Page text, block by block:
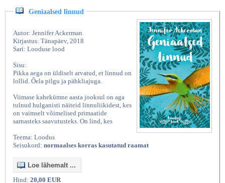
Geniaalsed linnud
Autor: Jennifer Ackerman
Kirjastus: Tänapäev, 2018
Sari: Looduse lood
Sisu:
Pikka aega on üldiselt arvatud, et linnud on
lollid. Õela pilgu ja pähkliajuga.
Viimase kahekümne aasta jooksul on aga
tulnud hulganisti näiteid linnuliikidest, kes
on vaimselt võimelised primaatide
sarnasteks saavutusteks. On lind, kes
Teema: Loodus
Seisukord: normaalses korras kasutatud raamat
Loe lähemalt ...
Hind: 20,00 EUR